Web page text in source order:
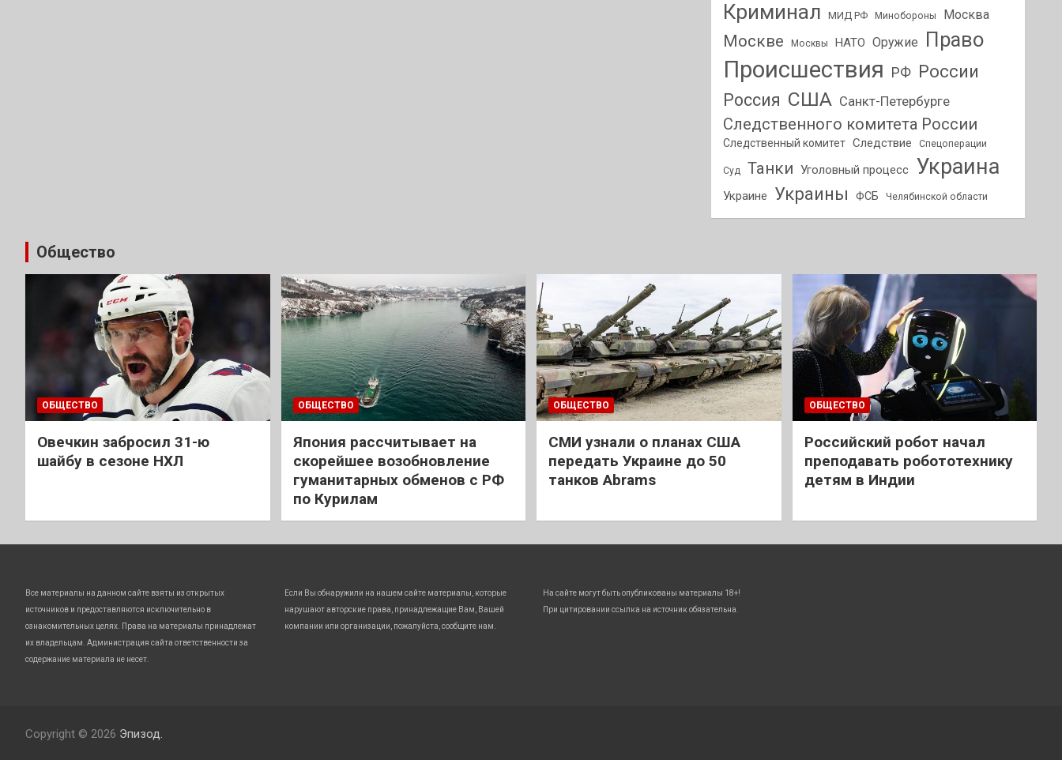
Криминал МИД РФ Минобороны Москва
Москве Москвы НАТО Оружие Право
Происшествия РФ России
Россия США Санкт-Петербурге
Следственного комитета России
Следственный комитет Следствие Спецоперации
Суд Танки Уголовный процесс Украина
Украине Украины ФСБ Челябинской области
Общество
ОБЩЕСТВО
Овечкин забросил 31-ю
шайбу в сезоне НХЛ
ОБЩЕСТВО
Япония рассчитывает на
скорейшее возобновление
гуманитарных обменов с РФ
по Курилам
ОБЩЕСТВО
СМИ узнали о планах США
передать Украине до 50
танков Abrams
ОБЩЕСТВО
Российский робот начал
преподавать робототехнику
детям в Индии
Все материалы на данном сайте взяты из открытых
источников и предоставляются исключительно в
ознакомительных целях. Права на материалы принадлежат
их владельцам. Администрация сайта ответственности за
содержание материала не несет.
Если Вы обнаружили на нашем сайте материалы, которые
нарушают авторские права, принадлежащие Вам, Вашей
компании или организации, пожалуйста, сообщите нам.
На сайте могут быть опубликованы материалы 18+!
При цитировании ссылка на источник обязательна.
Copyright © 2026 Эпизод.